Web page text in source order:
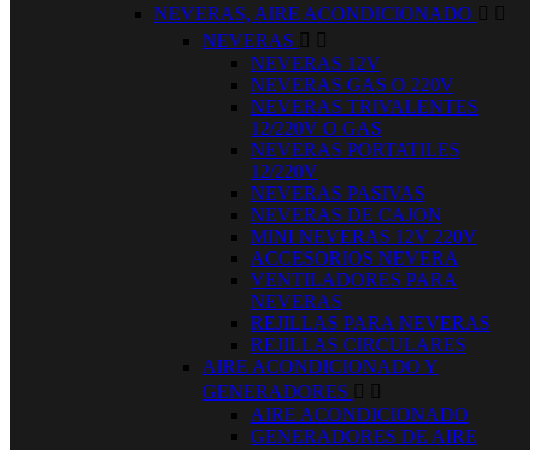
NEVERAS, AIRE ACONDICIONADO  
NEVERAS  
NEVERAS 12V
NEVERAS GAS O 220V
NEVERAS TRIVALENTES
12/220V O GAS
NEVERAS PORTATILES
12/220V
NEVERAS PASIVAS
NEVERAS DE CAJON
MINI NEVERAS 12V 220V
ACCESORIOS NEVERA
VENTILADORES PARA
NEVERAS
REJILLAS PARA NEVERAS
REJILLAS CIRCULARES
AIRE ACONDICIONADO Y
GENERADORES  
AIRE ACONDICIONADO
GENERADORES DE AIRE